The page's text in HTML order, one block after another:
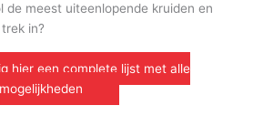
de meest uiteenlopende kruiden en
in?
hier een complete lijst met alle
mogelijkheden